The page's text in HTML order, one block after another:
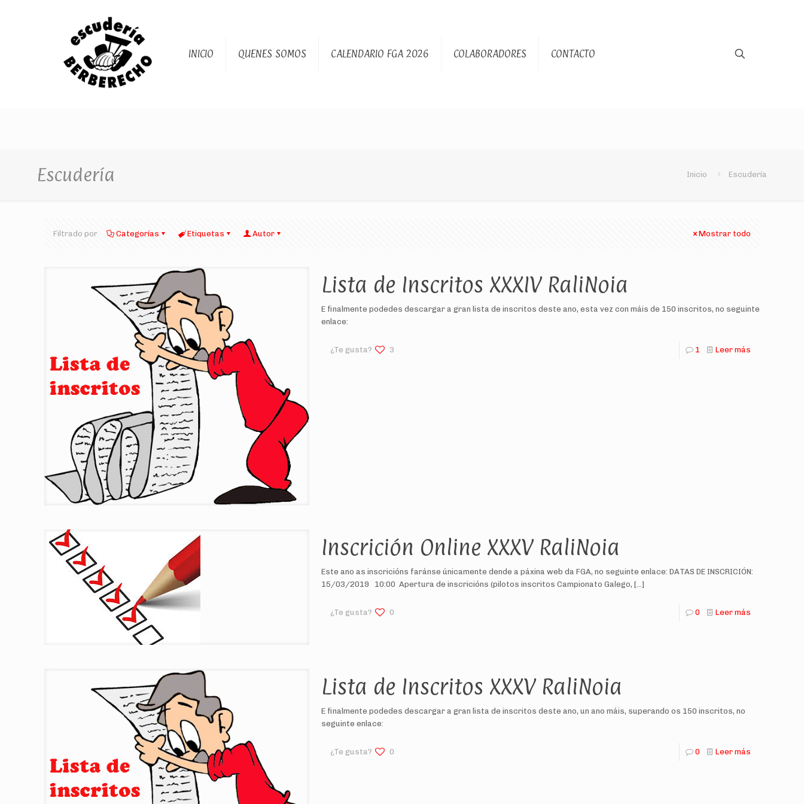
INICIO QUENES SOMOS CALENDARIO FGA 2026 COLABORADORES CONTACTO
Escudería Inicio Escudería
Filtrado por Categorías Etiquetas Autor Mostrar todo
Lista de Inscritos XXXIV RaliNoia
E finalmente podedes descargar a gran lista de inscritos deste ano, esta vez con máis de 150 inscritos, no seguinte
enlace:
¿Te gusta? 3 1 Leer más
Inscrición Online XXXV RaliNoia
Este ano as inscricións faránse únicamente dende a páxina web da FGA, no seguinte enlace: DATAS DE INSCRICIÓN:
15/03/2019 10:00 Apertura de inscricións (pilotos inscritos Campionato Galego, […]
¿Te gusta? 0 0 Leer más
Lista de Inscritos XXXV RaliNoia
E finalmente podedes descargar a gran lista de inscritos deste ano, un ano máis, superando os 150 inscritos, no
seguinte enlace:
¿Te gusta? 0 0 Leer más